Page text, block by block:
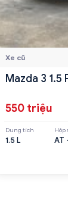
Xe cũ
Mazda 3
550 triệu
Dung tích
1.5 L
Hộp
AT